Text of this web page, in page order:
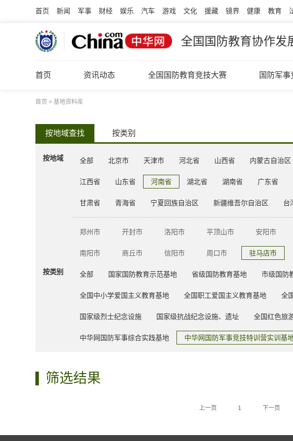
首页 新闻 军事 财经 娱乐 汽车 游戏 文化 援藏 镜界 健康 教育
全国国防教育协作发
首页 资讯动态 全国国防教育竞技大赛 国防军
首页 > 基地资料库
按地域查找 按类别
按地域 全部 北京市 天津市 河北省 山西省 内蒙古自治区
江西省 山东省 河南省 湖北省 湖南省 广东省
甘肃省 青海省 宁夏回族自治区 新疆维吾尔自治区 台
郑州市 开封市 洛阳市 平顶山市 安阳市
南阳市 商丘市 信阳市 周口市 驻马店市
按类别 全部 国家国防教育示范基地 省级国防教育基地 市级国防
全国中小学爱国主义教育基地 全国职工爱国主义教育基地 全
国家级烈士纪念设施 国家级抗战纪念设施、遗址 全国红色旅
中华网国防军事综合实践基地 中华网国防军事竞技特训营实训基
筛选结果
上一页 1 下一页